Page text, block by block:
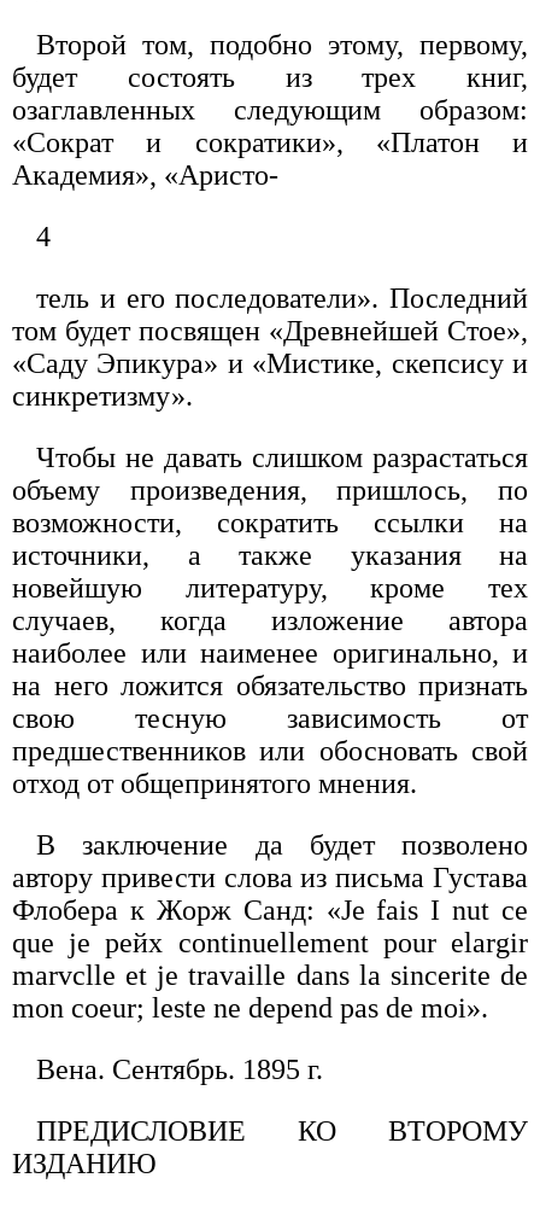
Второй том, подобно этому, первому,
будет состоять из трех книг,
озаглавленных следующим образом:
«Сократ и сократики», «Платон и
Академия», «Аристо-
4
тель и его последователи». Последний
том будет посвящен «Древнейшей Стое»,
«Саду Эпикура» и «Мистике, скепсису и
синкретизму».
Чтобы не давать слишком разрастаться
объему произведения, пришлось, по
возможности, сократить ссылки на
источники, а также указания на
новейшую литературу, кроме тех
случаев, когда изложение автора
наиболее или наименее оригинально, и
на него ложится обязательство признать
свою тесную зависимость от
предшественников или обосновать свой
отход от общепринятого мнения.
В заключение да будет позволено
автору привести слова из письма Густава
Флобера к Жорж Санд: «Je fais I nut ce
que je рейх continuellement pour elargir
marvclle et je travaille dans la sincerite de
mon coeur; leste ne depend pas de moi».
Вена. Сентябрь. 1895 г.
ПРЕДИСЛОВИЕ КО ВТОРОМУ
ИЗДАНИЮ